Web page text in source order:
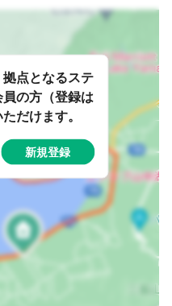
点となるステ
の方（登録は
だけます。
新規登録